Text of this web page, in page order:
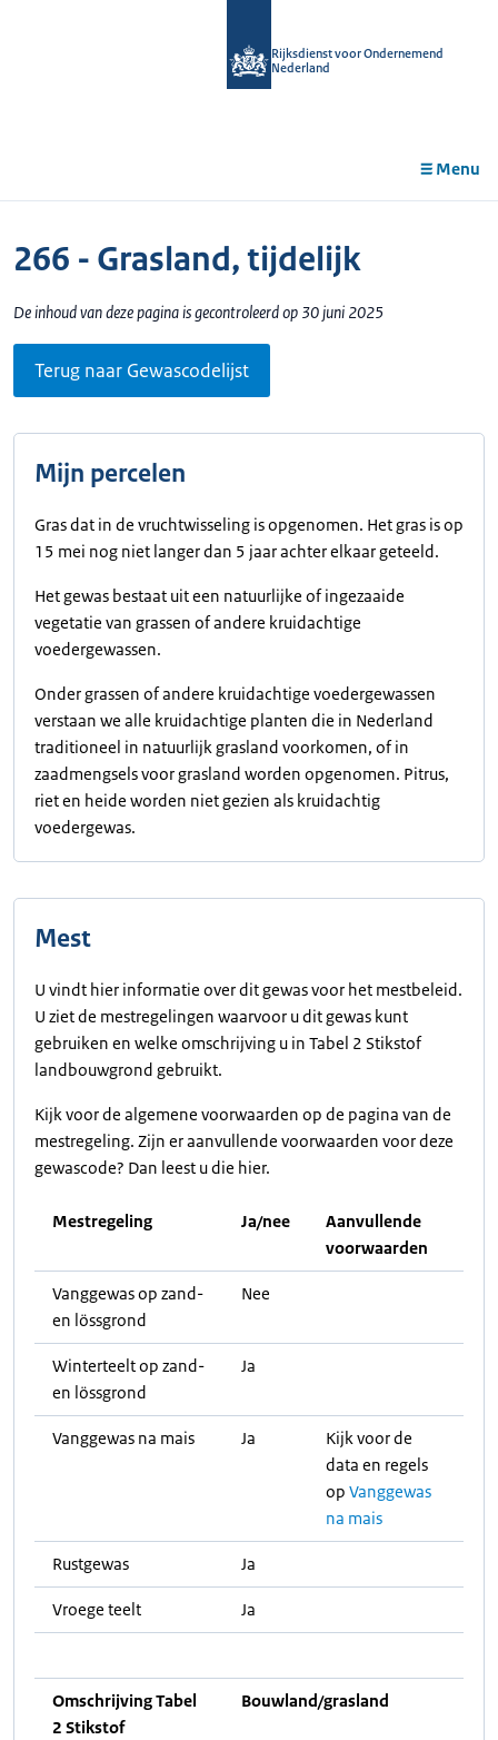
Rijksdienst voor Ondernemend
Nederland
Menu
266 - Grasland, tijdelijk
De inhoud van deze pagina is gecontroleerd op 30 juni 2025
Terug naar Gewascodelijst
Mijn percelen
Gras dat in de vruchtwisseling is opgenomen. Het gras is op
15 mei nog niet langer dan 5 jaar achter elkaar geteeld.
Het gewas bestaat uit een natuurlijke of ingezaaide
vegetatie van grassen of andere kruidachtige
voedergewassen.
Onder grassen of andere kruidachtige voedergewassen
verstaan we alle kruidachtige planten die in Nederland
traditioneel in natuurlijk grasland voorkomen, of in
zaadmengsels voor grasland worden opgenomen. Pitrus,
riet en heide worden niet gezien als kruidachtig
voedergewas.
Mest
U vindt hier informatie over dit gewas voor het mestbeleid.
U ziet de mestregelingen waarvoor u dit gewas kunt
gebruiken en welke omschrijving u in Tabel 2 Stikstof
landbouwgrond gebruikt.
Kijk voor de algemene voorwaarden op de pagina van de
mestregeling. Zijn er aanvullende voorwaarden voor deze
gewascode? Dan leest u die hier.
Mestregeling Ja/nee
Aanvullende
voorwaarden
Vanggewas op zand-
en lössgrond
Nee
Winterteelt op zand-
en lössgrond
Ja
Vanggewas na mais Ja
Kijk voor de
data en regels
op Vanggewas
na mais
Rustgewas Ja
Vroege teelt Ja
Omschrijving Tabel
2 Stikstof
Bouwland/grasland